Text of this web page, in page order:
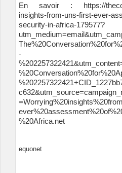
En savoir : https://
insights-from-uns-first-ever-
security-in-africa-179577?
-
%20Africa.net
equonet